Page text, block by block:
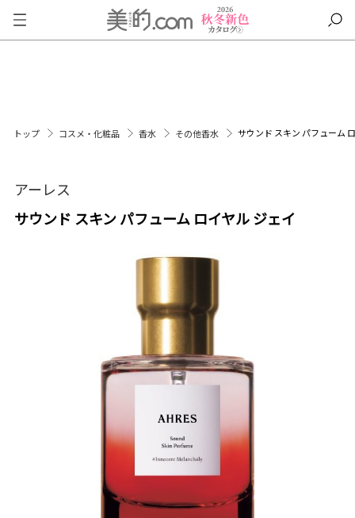
トップ コスメ・化粧品 香水 その他香水 サウンド スキン パフューム
アーレス
サウンド スキン パフューム ロイヤル ジェイ